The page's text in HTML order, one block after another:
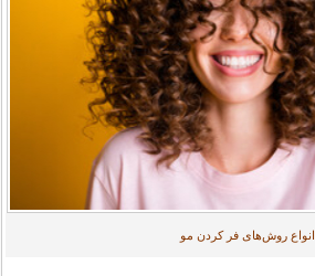
انواع روش‌های فر کردن مو